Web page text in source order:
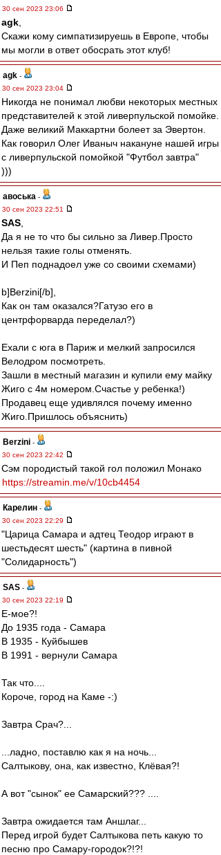
30 сен 2023 23:06
agk
Скажи кому симпатизируешь в Европе, чтобы
мы могли в ответ обосрать этот клуб!
agk -
30 сен 2023 23:04
Никогда не понимал любви некоторых местных
представителей к этой ливерпульской помойке.
Даже великий Маккартни болеет за Эвертон.
Как говорил Олег Иваныч накануне нашей игры
с ливерпульской помойкой "Футбол завтра"
)))
авоська -
30 сен 2023 22:51
SAS
Да я не то что бы сильно за Ливер.Просто
нельзя такие голы отменять.
И Пеп поднадоел уже со своими схемами)
b]Berzini[/b],
Как он там оказался?Гатузо его в
центрфорварда переделал?)
Ехали с юга в Париж и мелкий запросился
Велодром посмотреть.
Зашли в местный магазин и купили ему майку
Жиго с 4м номером.Счастье у ребенка!)
Продавец еще удивлялся почему именно
Жиго.Пришлось объяснить)
Berzini -
30 сен 2023 22:42
Сэм породистый такой гол положил Монако
https://streamin.me/v/10cb4454
Карелин -
30 сен 2023 22:29
"Царица Самара и адтец Теодор играют в
шестьдесят шесть" (картина в пивной
"Солидарность")
SAS -
30 сен 2023 22:19
Е-мое?!
До 1935 года - Самара
В 1935 - Куйбышев
В 1991 - вернули Самара
Так что....
Короче, город на Каме -:)
Завтра Срач?...
...ладно, поставлю как я на ночь...
Салтыкову, она, как известно, Клёвая?!
А вот "сынок" ее Самарский??? ....
Завтра ожидается там Аншлаг...
Перед игрой будет Салтыкова петь какую то
песню про Самару-городок?!?!